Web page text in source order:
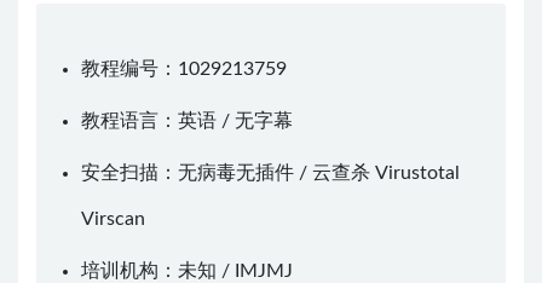
教程编号：1029213759
教程语言：英语 / 无字幕
安全扫描：无病毒无插件 / 云查杀 Virustotal
Virscan
培训机构：未知 / IMJMJ